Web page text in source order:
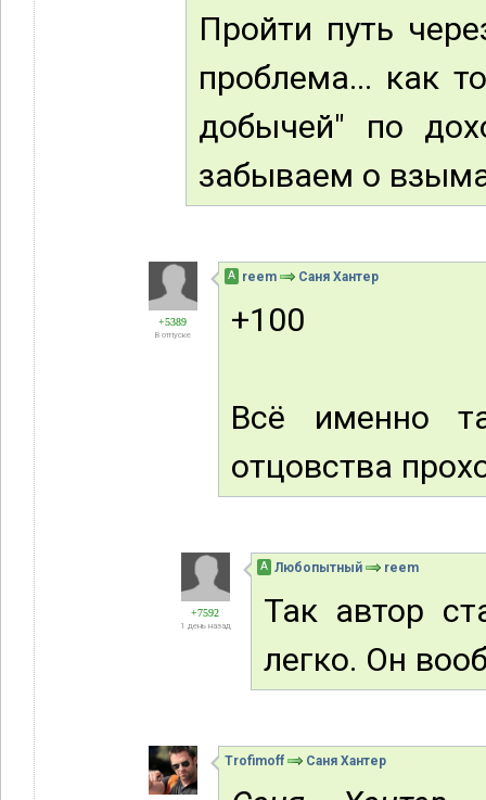
Пройти путь
проблема... как
добычей" по
забываем о
+5389
В отпуске
А reem Саня Хантер
+100
Всё именно
отцовства
+7592
1 день назад
А Любопытный reem
Так автор
легко. Он
Trofimoff Саня Хантер